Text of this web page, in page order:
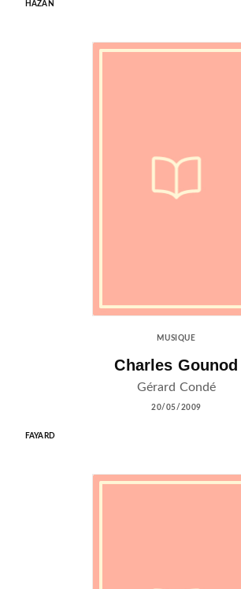
HAZAN
MUSIQUE
Charles Gounod
Gérard Condé
20/05/2009
FAYARD